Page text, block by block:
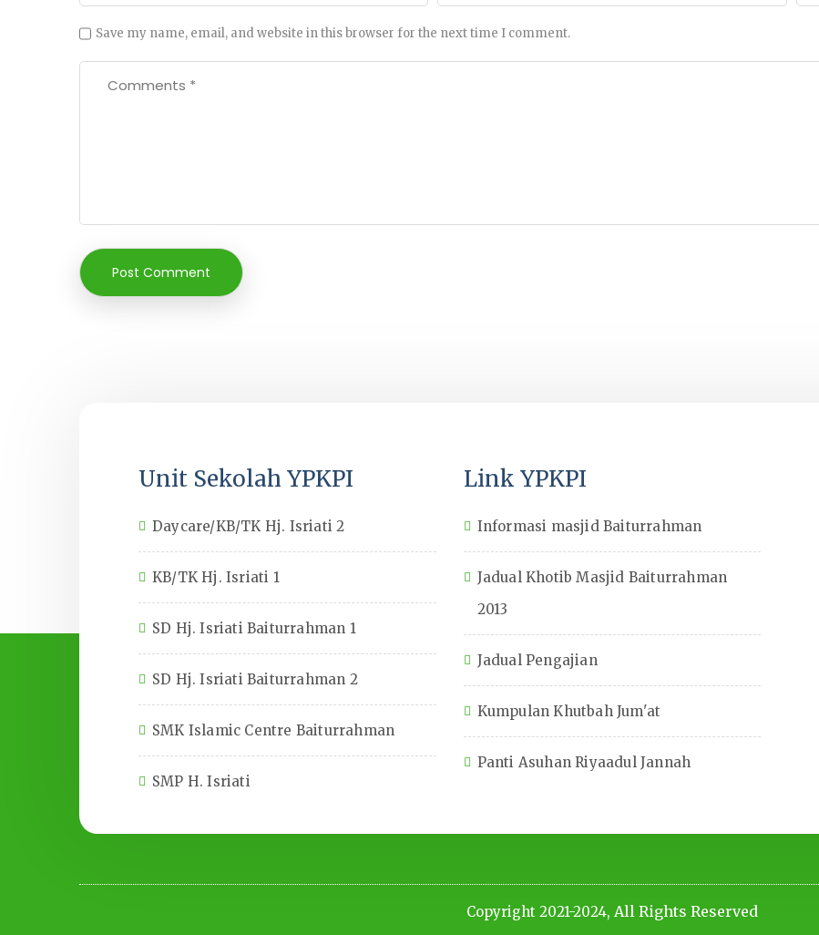
Save my name, email, and website in this browser for the next time I comment.
Unit Sekolah YPKPI
Daycare/KB/TK Hj. Isriati 2
KB/TK Hj. Isriati 1
SD Hj. Isriati Baiturrahman 1
SD Hj. Isriati Baiturrahman 2
SMK Islamic Centre Baiturrahman
SMP H. Isriati
Link YPKPI
Informasi masjid Baiturrahman
Jadual Khotib Masjid Baiturrahman
2013
Jadual Pengajian
Kumpulan Khutbah Jum'at
Panti Asuhan Riyaadul Jannah
Copyright 2021-2024, All Rights Reserved